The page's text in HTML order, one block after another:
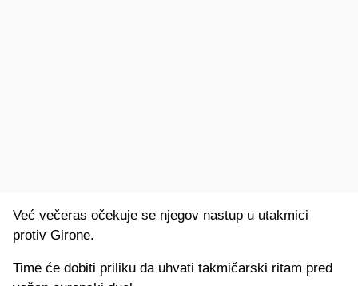
Već večeras očekuje se njegov nastup u utakmici
protiv Girone.
Time će dobiti priliku da uhvati takmičarski ritam pred